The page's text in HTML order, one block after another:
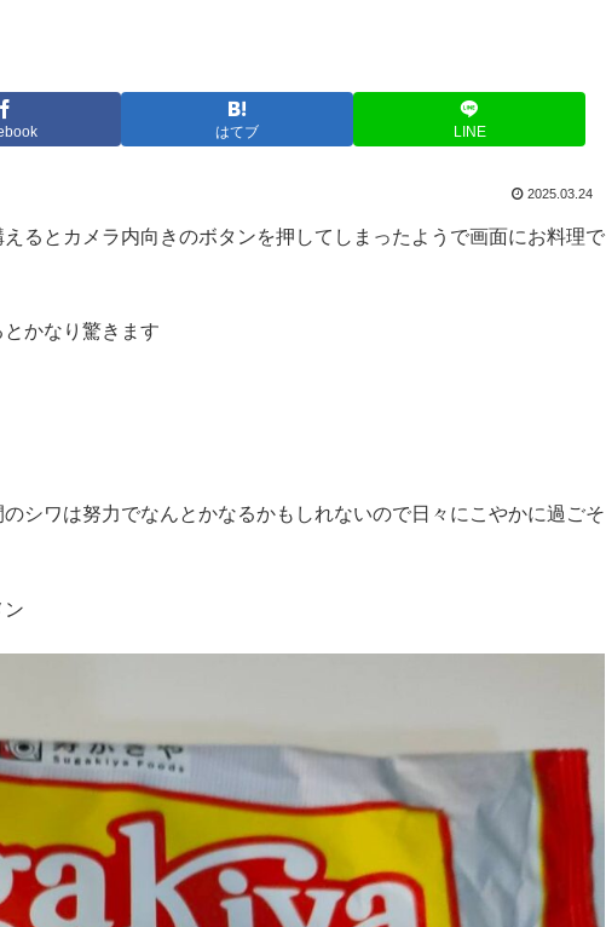
はてブ LINE
2025.03.24
るとカメラ内向きのボタンを押してしまったようで画面にお料理で
かなり驚きます
シワは努力でなんとかなるかもしれないので日々にこやかに過ごそ
ン